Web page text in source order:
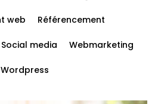
web Référencement
Social media Webmarketing
Wordpress